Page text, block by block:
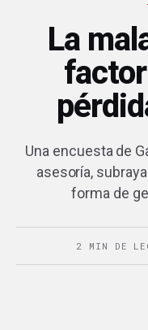
La
Una encuesta de
asesoría,
forma de
2 MIN DE